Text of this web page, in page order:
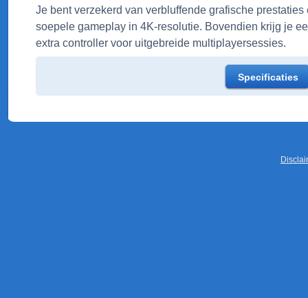
Je bent verzekerd van verbluffende grafische prestaties
soepele gameplay in 4K-resolutie. Bovendien krijg je
extra controller voor uitgebreide multiplayersessies.
Specificaties